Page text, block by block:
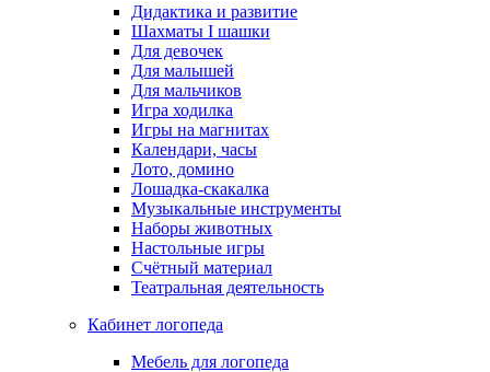
Дидактика и развитие
Шахматы I шашки
Для девочек
Для малышей
Для мальчиков
Игра ходилка
Игры на магнитах
Календари, часы
Лото, домино
Лошадка-скакалка
Музыкальные инструменты
Наборы животных
Настольные игры
Счётный материал
Театральная деятельность
Кабинет логопеда
Мебель для логопеда